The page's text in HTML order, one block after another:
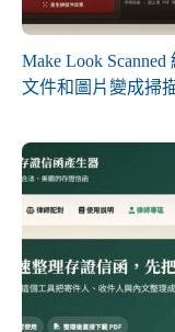
Make Look
文件和圖片變成掃